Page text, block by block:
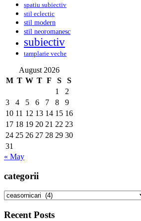
spatiu subiectiv
stil eclectic
stil modern
stil neoromanesc
subiectiv
tamplarie veche
August 2026
M T W T F S
S
1
2
3
4 5 6 7 8
9
10 11 12 13 14 15 16
17 18 19 20 21 22 23
24 25 26 27 28 29 30
31
« May
categorii
categorii
Recent Posts